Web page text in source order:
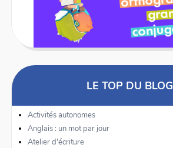
LE TOP DU BLOG
Activités autonomes
Anglais : un mot par jour
Atelier d'écriture